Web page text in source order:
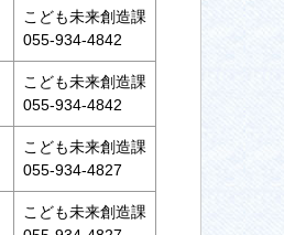
こども未来創造課
055-934-4842
こども未来創造課
055-934-4842
こども未来創造課
055-934-4827
こども未来創造課